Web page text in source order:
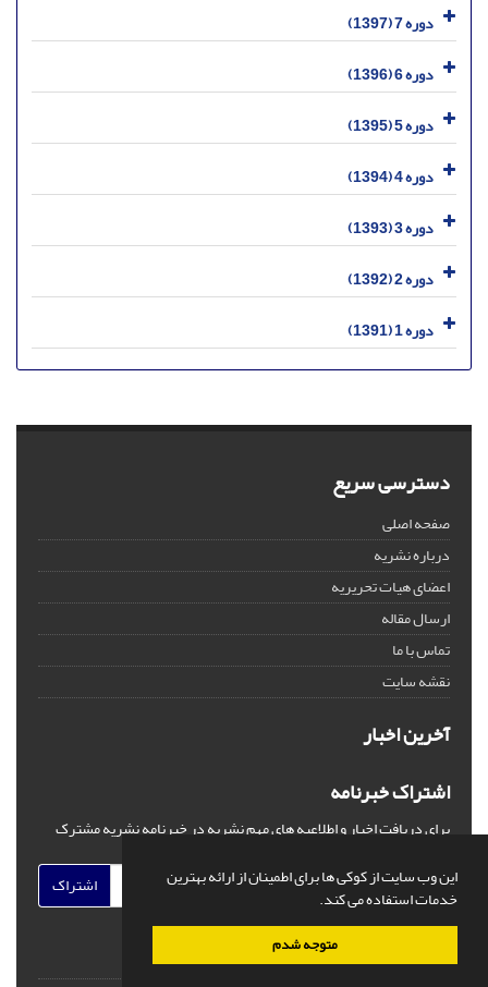
این وب سایت از کوکی ها برای اطمینان از ارائه بهترین
خدمات استفاده می کند.
متوجه شدم
دوره 7 (1397)
دوره 6 (1396)
دوره 5 (1395)
دوره 4 (1394)
دوره 3 (1393)
دوره 2 (1392)
دوره 1 (1391)
دسترسی سریع
صفحه اصلی
درباره نشریه
اعضای هیات تحریریه
ارسال مقاله
تماس با ما
نقشه سایت
آخرین اخبار
اشتراک خبرنامه
برای دریافت اخبار و اطلاعیه های مهم نشریه در خبرنامه نشریه مشترک
اشتراک